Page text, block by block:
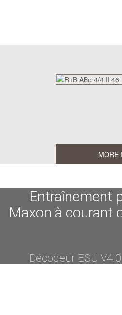
MORE
Entraînement
Maxon à courant
Décodeur ESU